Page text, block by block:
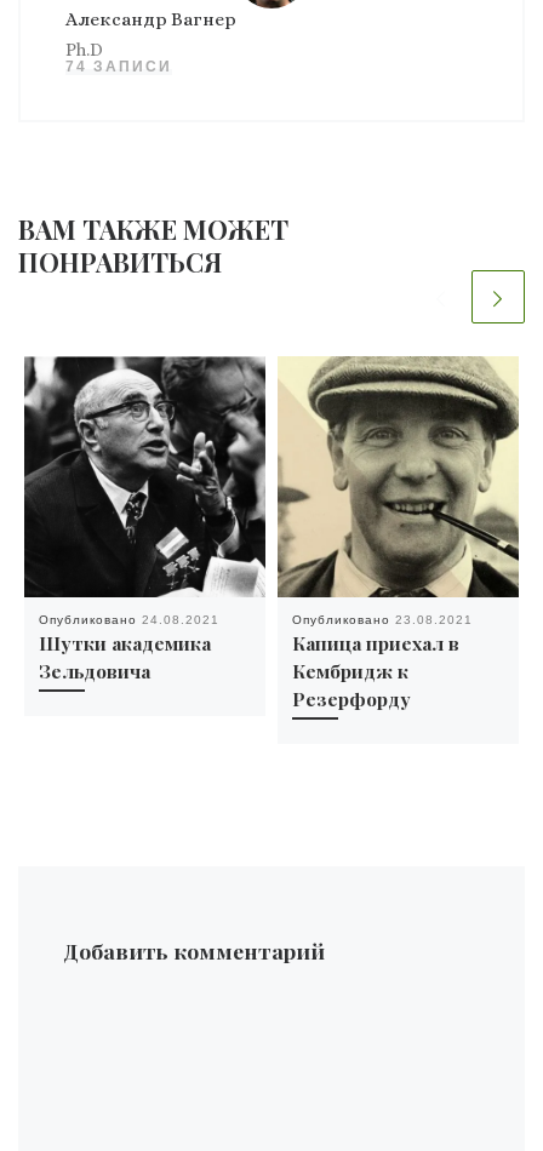
Александр Вагнер
Ph.D
74 ЗАПИСИ
ВАМ ТАКЖЕ МОЖЕТ
ПОНРАВИТЬСЯ
Опубликовано 24.08.2021
Шутки академика
Зельдовича
Опубликовано 23.08.2021
Капица приехал в
Кембридж к
Резерфорду
Добавить комментарий